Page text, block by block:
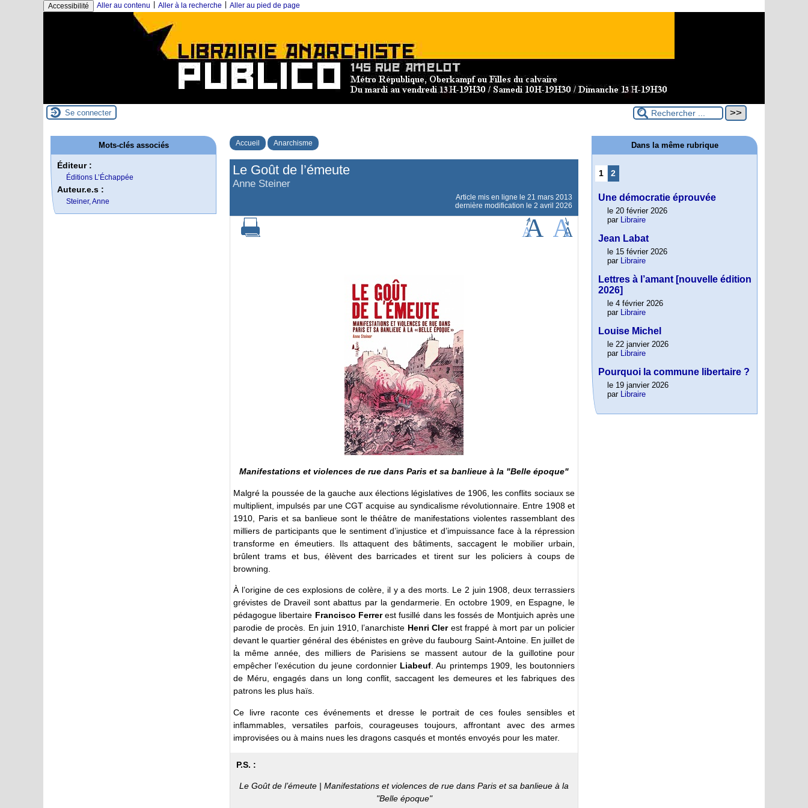
Accessibilité Aller au contenu Aller à la recherche Aller au pied de page
Se connecter
Accueil Anarchisme
Le Goût de l’émeute
Anne Steiner
Article mis en ligne le 21 mars 2013
dernière modification le 2 avril 2026
Manifestations et violences de rue dans Paris et sa banlieue à la "Belle époque"
Malgré la poussée de la gauche aux élections législatives de 1906, les conflits sociaux se
multiplient, impulsés par une CGT acquise au syndicalisme révolutionnaire. Entre 1908 et
1910, Paris et sa banlieue sont le théâtre de manifestations violentes rassemblant des
milliers de participants que le sentiment d’injustice et d’impuissance face à la répression
transforme en émeutiers. Ils attaquent des bâtiments, saccagent le mobilier urbain,
brûlent trams et bus, élèvent des barricades et tirent sur les policiers à coups de
browning.
À l’origine de ces explosions de colère, il y a des morts. Le 2 juin 1908, deux terrassiers
grévistes de Draveil sont abattus par la gendarmerie. En octobre 1909, en Espagne, le
pédagogue libertaire Francisco Ferrerest fusillé dans les fossés de Montjuich après une
parodie de procès. En juin 1910, l’anarchiste Henri Clerest frappé à mort par un policier
devant le quartier général des ébénistes en grève du faubourg Saint-Antoine. En juillet de
la même année, des milliers de Parisiens se massent autour de la guillotine pour
empêcher l’exécution du jeune cordonnier Liabeuf . Au printemps 1909, les boutonniers
de Méru, engagés dans un long conflit, saccagent les demeures et les fabriques des
patrons les plus haïs.
Ce livre raconte ces événements et dresse le portrait de ces foules sensibles et
inflammables, versatiles parfois, courageuses toujours, affrontant avec des armes
improvisées ou à mains nues les dragons casqués et montés envoyés pour les mater.
P.S. :
Le Goût de l’émeute | Manifestations et violences de rue dans Paris et sa banlieue à la
"Belle époque"
Mots-clés associés
Éditeur :
Éditions L’Échappée
Auteur.e.s :
Steiner, Anne
Dans la même rubrique
1 2
Une démocratie éprouvée
le 20 février 2026
par Libraire
Jean Labat
le 15 février 2026
par Libraire
Lettres à l’amant [nouvelle édition
2026]
le 4 février 2026
par Libraire
Louise Michel
le 22 janvier 2026
par Libraire
Pourquoi la commune libertaire ?
le 19 janvier 2026
par Libraire